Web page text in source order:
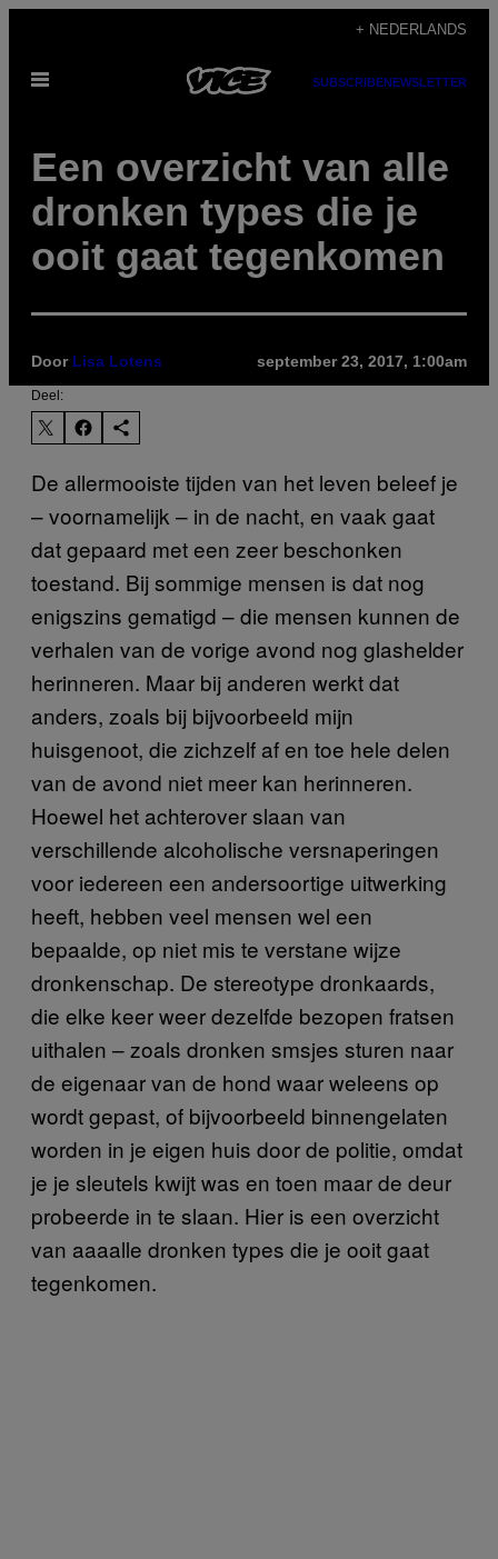
de
+ NEDERLANDS
Open
SUBSCRIBENEWSLETTER
Een overzicht van alle
dronken types die je
ooit gaat tegenkomen
Door Lisa Lotens september 23, 2017, 1:00am
Deel:
De allermooiste tijden van het leven beleef je
– voornamelijk – in de nacht, en vaak gaat
dat gepaard met een zeer beschonken
toestand. Bij sommige mensen is dat nog
enigszins gematigd – die mensen kunnen de
verhalen van de vorige avond nog glashelder
herinneren. Maar bij anderen werkt dat
anders, zoals bij bijvoorbeeld mijn
huisgenoot, die zichzelf af en toe hele delen
van de avond niet meer kan herinneren.
Hoewel het achterover slaan van
verschillende alcoholische versnaperingen
voor iedereen een andersoortige uitwerking
heeft, hebben veel mensen wel een
bepaalde, op niet mis te verstane wijze
dronkenschap. De stereotype dronkaards,
die elke keer weer dezelfde bezopen fratsen
uithalen – zoals dronken smsjes sturen naar
de eigenaar van de hond waar weleens op
wordt gepast, of bijvoorbeeld binnengelaten
worden in je eigen huis door de politie, omdat
je je sleutels kwijt was en toen maar de deur
probeerde in te slaan. Hier is een overzicht
van aaaalle dronken types die je ooit gaat
tegenkomen.